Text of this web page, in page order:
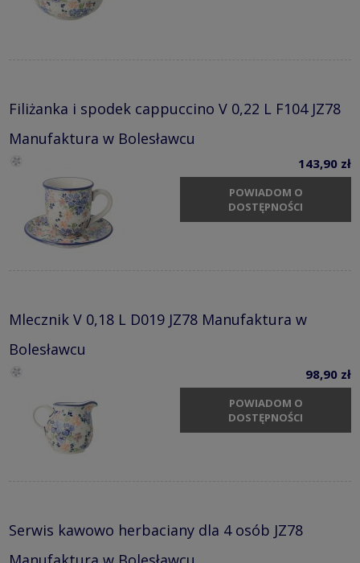
Filiżanka i spodek cappuccino V 0,22 L F104 JZ78
Manufaktura w Bolesławcu
143,90 zł
POWIADOM O
DOSTĘPNOŚCI
Mlecznik V 0,18 L D019 JZ78 Manufaktura w
Bolesławcu
98,90 zł
POWIADOM O
DOSTĘPNOŚCI
Serwis kawowo herbaciany dla 4 osób JZ78